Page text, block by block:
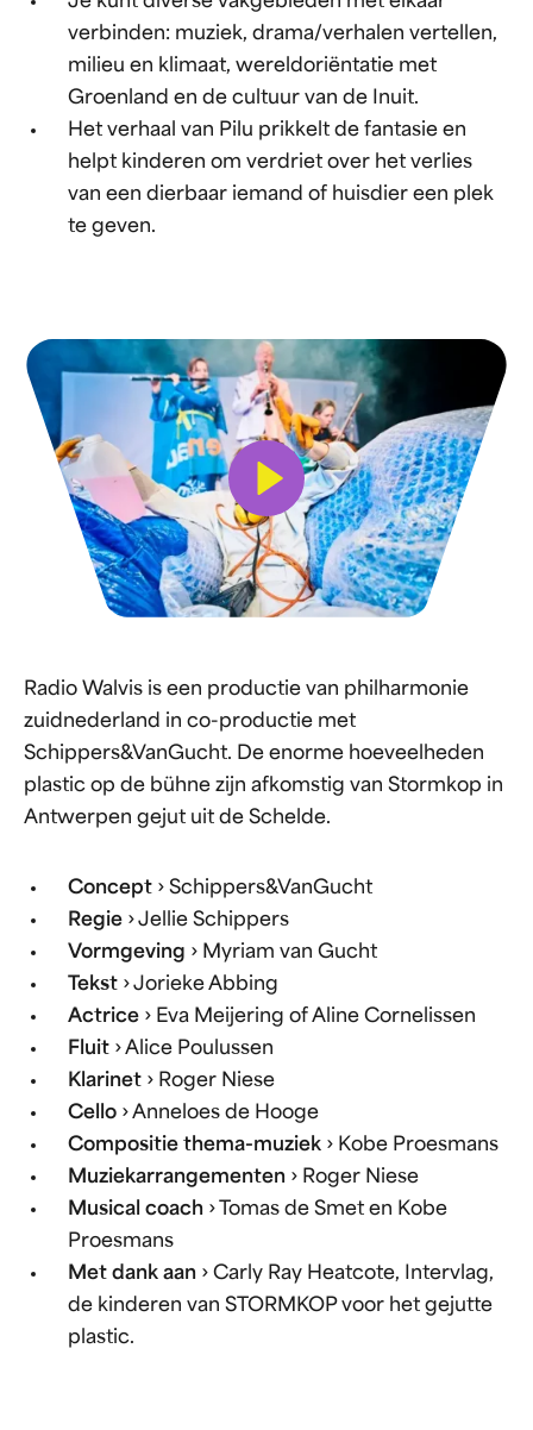
verbinden: muziek, drama/verhalen vertellen,
milieu en klimaat, wereldoriëntatie met
Groenland en de cultuur van de Inuit.
Het verhaal van Pilu prikkelt de fantasie en
helpt kinderen om verdriet over het verlies
van een dierbaar iemand of huisdier een plek
te geven.
Bekijk video
Radio Walvis is een productie van philharmonie
zuidnederland in co-productie met
Schippers&VanGucht. De enorme hoeveelheden
plastic op de bühne zijn afkomstig van Stormkop in
Antwerpen gejut uit de Schelde.
Concept› Schippers&VanGucht
Regie› Jellie Schippers
Vormgeving › Myriam van Gucht
Tekst› Jorieke Abbing
Actrice› Eva Meijering of Aline Cornelissen
Fluit› Alice Poulussen
Klarinet› Roger Niese
Cello› Anneloes de Hooge
Compositie thema-muziek› Kobe Proesmans
Muziekarrangementen› Roger Niese
Musical coach› Tomas de Smet en Kobe
Proesmans
Met dank aan› Carly Ray Heatcote, Intervlag,
de kinderen van STORMKOP voor het gejutte
plastic.